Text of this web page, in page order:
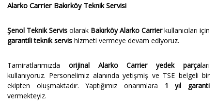
Alarko Carrier Bakırköy Teknik Servisi
Şenol Teknik Servis olarak Bakırköy Alarko Carrierkullanıcıları için
garantili teknik servis hizmeti vermeye devam ediyoruz.
Tamiratlarımızda orijinal Alarko Carrier yedek parçaları
kullanıyoruz. Personelimiz alanında yetişmiş ve TSE belgeli bir
ekipten oluşmaktadır. Yaptığımız onarımlara 1 yıl garanti
vermekteyiz.